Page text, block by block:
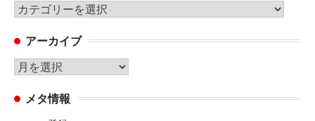
カ
ゴ
リ
ー
アーカイブ
ア
カ メタ情報